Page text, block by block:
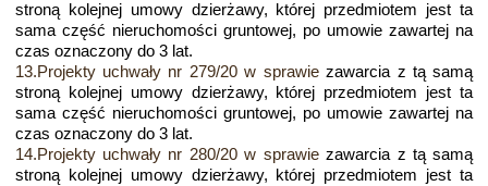
stroną kolejnej umowy dzierżawy, której przedmiotem jest ta
sama część nieruchomości gruntowej, po umowie zawartej na
czas oznaczony do 3 lat.
13.Projekty uchwały nr 279/20 w sprawiezawarcia z tą samą
stroną kolejnej umowy dzierżawy, której przedmiotem jest ta
sama część nieruchomości gruntowej, po umowie zawartej na
czas oznaczony do 3 lat.
14.Projekty uchwały nr 280/20 w sprawiezawarcia z tą samą
stroną kolejnej umowy dzierżawy, której przedmiotem jest ta